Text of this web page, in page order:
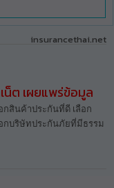
insurancethai.net
น็ต เผยแพร่ข้อมูล
สินค้าประกันที่ดี เลือก
กบริษัทประกันภัยที่มีธรรม